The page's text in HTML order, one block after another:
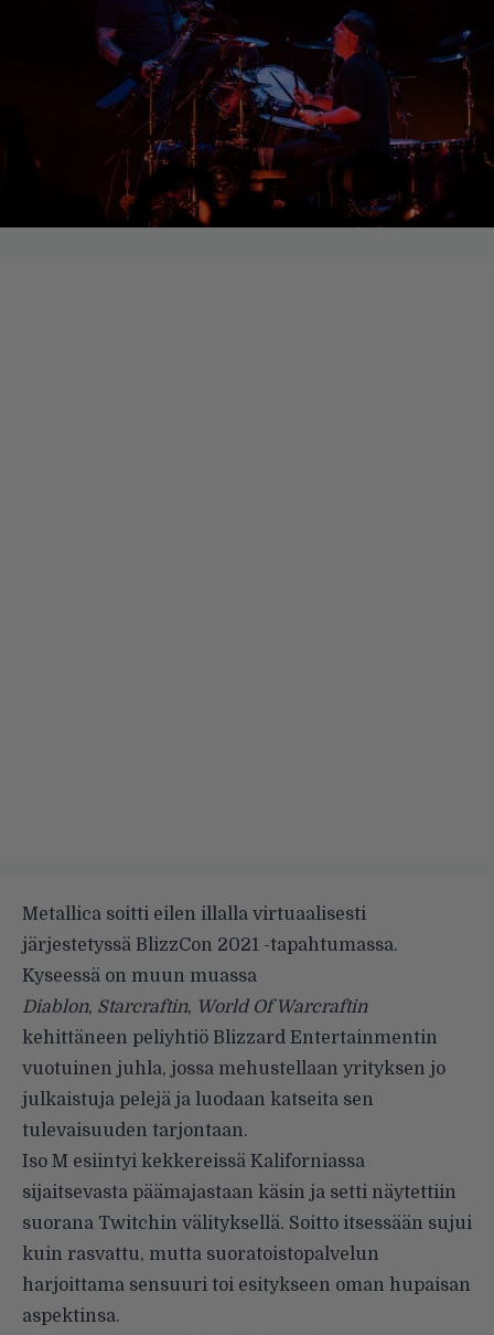
Metallica soitti eilen illalla virtuaalisesti
järjestetyssä BlizzCon 2021 -tapahtumassa.
Kyseessä on muun muassa
Diablon, Starcraftin, World Of Warcraftin
kehittäneen peliyhtiö Blizzard Entertainmentin
vuotuinen juhla, jossa mehustellaan yrityksen jo
julkaistuja pelejä ja luodaan katseita sen
tulevaisuuden tarjontaan.
Iso M esiintyi kekkereissä Kaliforniassa
sijaitsevasta päämajastaan käsin ja setti näytettiin
suorana Twitchin välityksellä. Soitto itsessään sujui
kuin rasvattu, mutta suoratoistopalvelun
harjoittama sensuuri toi esitykseen oman hupaisan
aspektinsa.